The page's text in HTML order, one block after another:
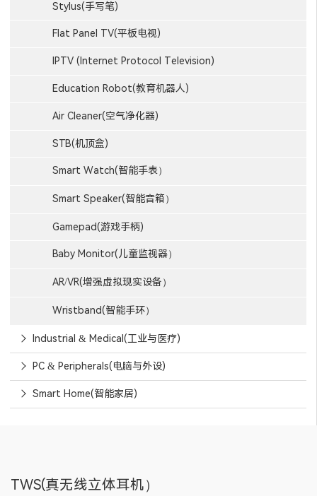
Stylus(手写笔)
Flat Panel TV(平板电视)
IPTV (Internet Protocol Television)
Education Robot(教育机器人)
Air Cleaner(空气净化器)
STB(机顶盒)
Smart Watch(智能手表）
Smart Speaker(智能音箱）
Gamepad(游戏手柄)
Baby Monitor(儿童监视器）
AR/VR(增强虚拟现实设备）
Wristband(智能手环）
Industrial & Medical(工业与医疗)
PC & Peripherals(电脑与外设)
Smart Home(智能家居)
TWS(真无线立体耳机）